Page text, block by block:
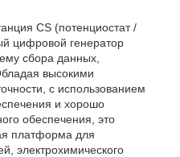
CS (потенциостат /
цифровой генератор
сбора данных,
высокими
с использованием
и хорошо
обеспечения, это
платформа для
электрохимического